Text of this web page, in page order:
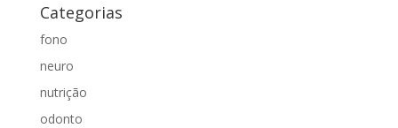
Categorias
fono
neuro
nutrição
odonto